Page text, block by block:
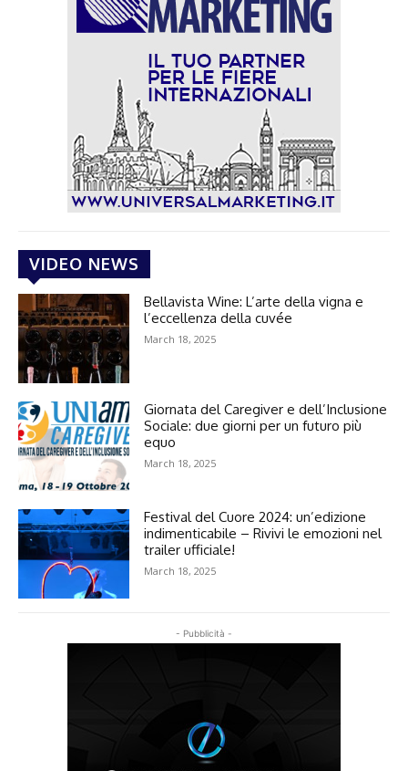
VIDEO NEWS
Bellavista Wine: L’arte della vigna e
l’eccellenza della cuvée
March 18, 2025
Giornata del Caregiver e dell’Inclusione
Sociale: due giorni per un futuro più
equo
March 18, 2025
Festival del Cuore 2024: un’edizione
indimenticabile – Rivivi le emozioni nel
trailer ufficiale!
March 18, 2025
- Pubblicità -